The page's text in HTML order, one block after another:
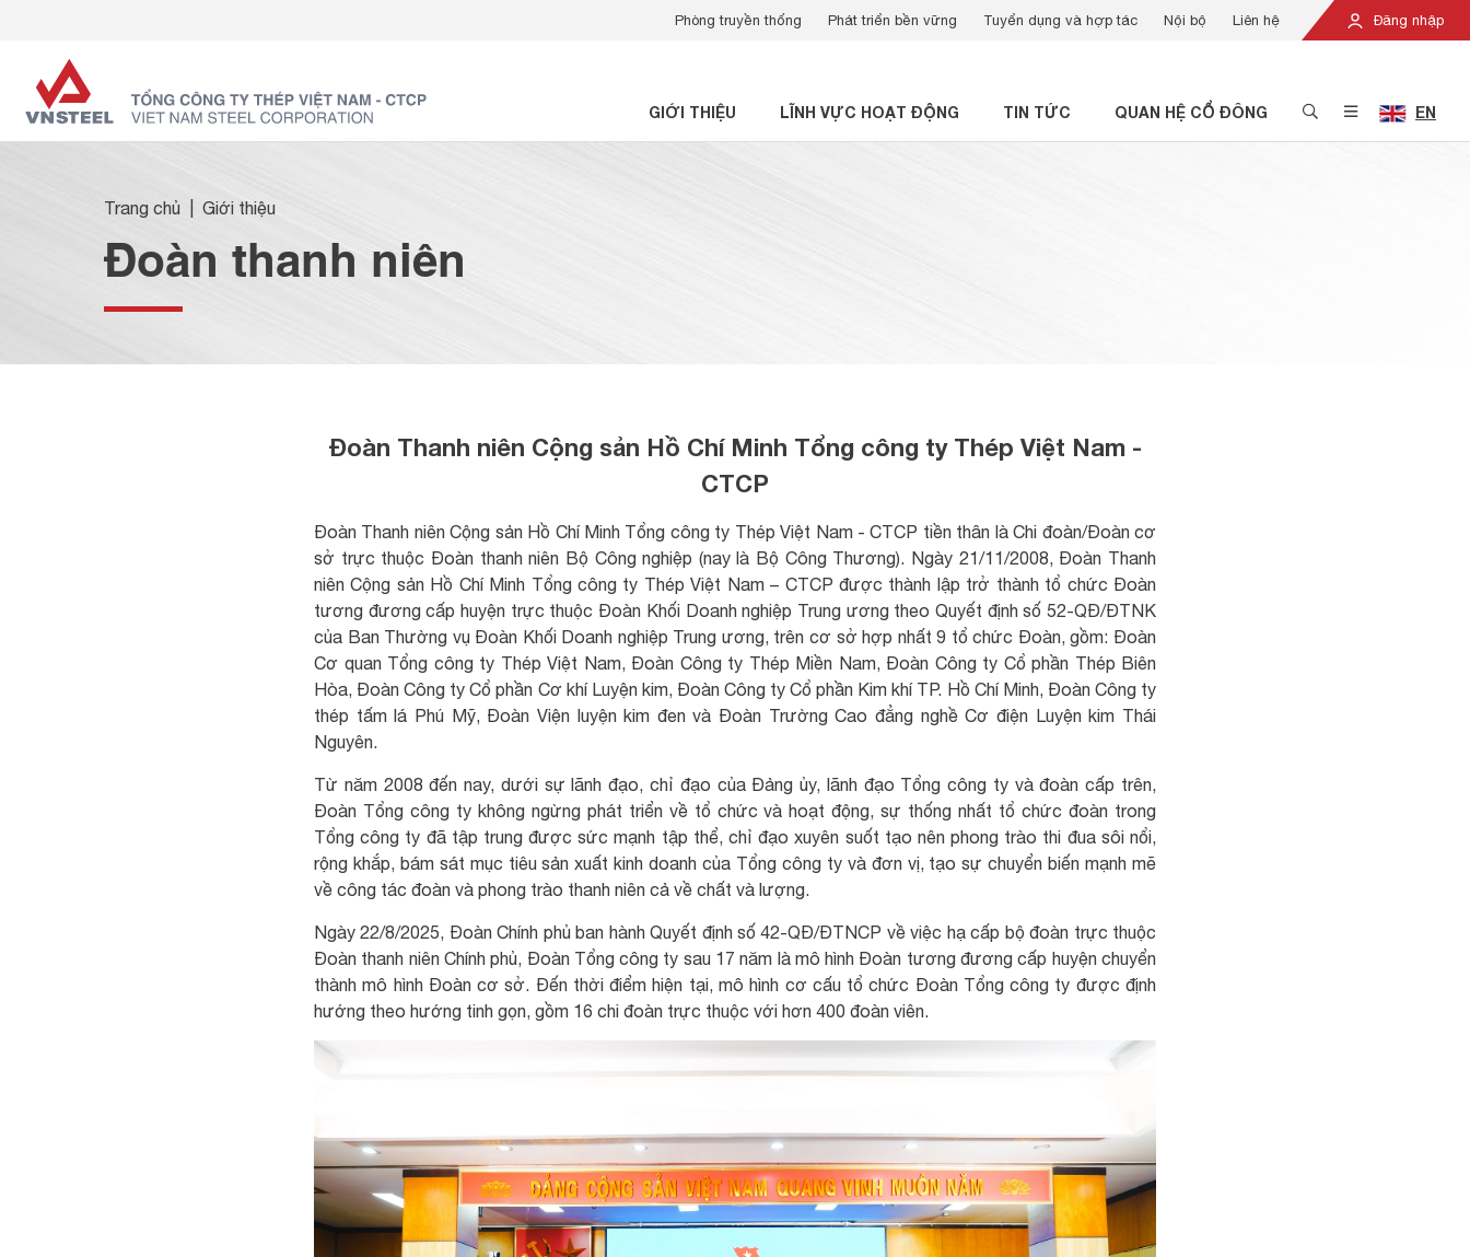
Đăng nhập
Phòng truyền thống Phát triển bền vững Tuyển dụng và hợp tác Nội bộ Liên hệ
GIỚI THIỆU LĨNH VỰC HOẠT ĐỘNG TIN TỨC QUAN HỆ CỔ ĐÔNG EN
Trang chủ Giới thiệu
Đoàn thanh niên
Đoàn Thanh niên Cộng sản Hồ Chí Minh Tổng công ty Thép Việt Nam -
CTCP
Đoàn Thanh niên Cộng sản Hồ Chí Minh Tổng công ty Thép Việt Nam - CTCP tiền thân là Chi đoàn/Đoàn cơ
sở trực thuộc Đoàn thanh niên Bộ Công nghiệp (nay là Bộ Công Thương). Ngày 21/11/2008, Đoàn Thanh
niên Cộng sản Hồ Chí Minh Tổng công ty Thép Việt Nam – CTCP được thành lập trở thành tổ chức Đoàn
tương đương cấp huyện trực thuộc Đoàn Khối Doanh nghiệp Trung ương theo Quyết định số 52-QĐ/ĐTNK
của Ban Thường vụ Đoàn Khối Doanh nghiệp Trung ương, trên cơ sở hợp nhất 9 tổ chức Đoàn, gồm: Đoàn
Cơ quan Tổng công ty Thép Việt Nam, Đoàn Công ty Thép Miền Nam, Đoàn Công ty Cổ phần Thép Biên
Hòa, Đoàn Công ty Cổ phần Cơ khí Luyện kim, Đoàn Công ty Cổ phần Kim khí TP. Hồ Chí Minh, Đoàn Công ty
thép tấm lá Phú Mỹ, Đoàn Viện luyện kim đen và Đoàn Trường Cao đẳng nghề Cơ điện Luyện kim Thái
Nguyên.
Từ năm 2008 đến nay, dưới sự lãnh đạo, chỉ đạo của Đảng ủy, lãnh đạo Tổng công ty và đoàn cấp trên,
Đoàn Tổng công ty không ngừng phát triển về tổ chức và hoạt động, sự thống nhất tổ chức đoàn trong
Tổng công ty đã tập trung được sức mạnh tập thể, chỉ đạo xuyên suốt tạo nên phong trào thi đua sôi nổi,
rộng khắp, bám sát mục tiêu sản xuất kinh doanh của Tổng công ty và đơn vị, tạo sự chuyển biến mạnh mẽ
về công tác đoàn và phong trào thanh niên cả về chất và lượng.
Ngày 22/8/2025, Đoàn Chính phủ ban hành Quyết định số 42-QĐ/ĐTNCP về việc hạ cấp bộ đoàn trực thuộc
Đoàn thanh niên Chính phủ, Đoàn Tổng công ty sau 17 năm là mô hình Đoàn tương đương cấp huyện chuyển
thành mô hình Đoàn cơ sở. Đến thời điểm hiện tại, mô hình cơ cấu tổ chức Đoàn Tổng công ty được định
hướng theo hướng tinh gọn, gồm 16 chi đoàn trực thuộc với hơn 400 đoàn viên.